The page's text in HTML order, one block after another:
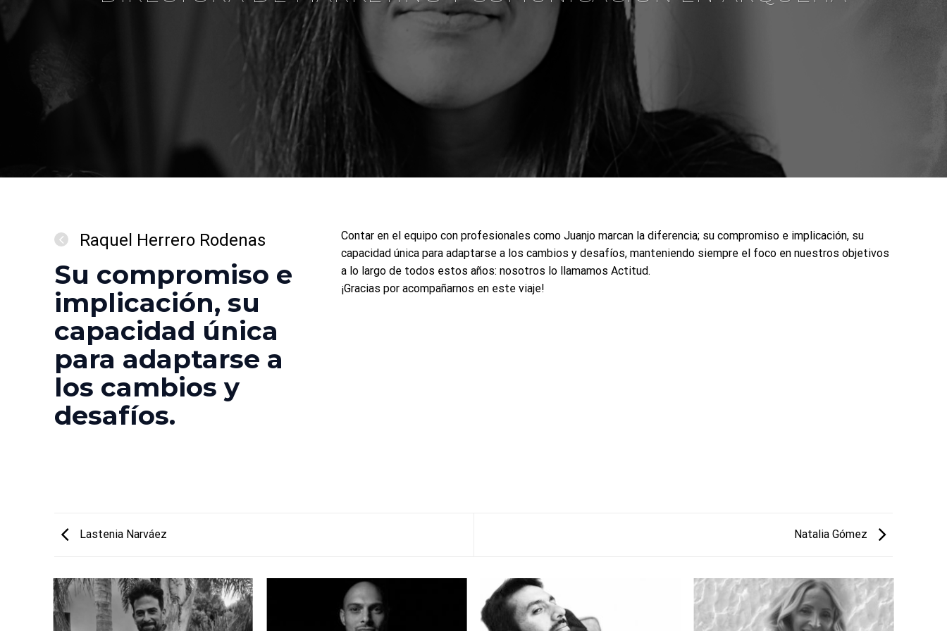
Raquel Herrero Rodenas
Su compromiso e
implicación, su
capacidad única
para adaptarse a
los cambios y
desafíos.
Contar en el equipo con profesionales como Juanjo marcan la diferencia; su compromiso e implicación, su
capacidad única para adaptarse a los cambios y desafíos, manteniendo siempre el foco en nuestros objetivos
a lo largo de todos estos años: nosotros lo llamamos Actitud.
¡Gracias por acompañarnos en este viaje!
Lastenia Narváez Natalia Gómez